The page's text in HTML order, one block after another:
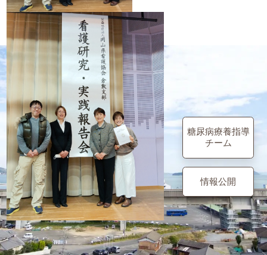
糖尿病療養指導
チーム
情報公開